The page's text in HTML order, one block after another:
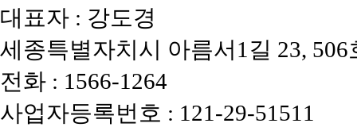
대표자 : 강도경
세종특별자치시 아름서1길 23,
전화 : 1566-1264
사업자등록번호 : 121-29-51511